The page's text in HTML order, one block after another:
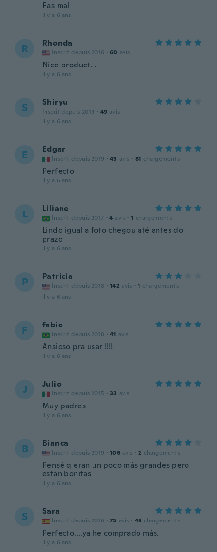
Pas mal
il y a 6 ans
R Rhonda
Inscrit depuis 2016 · 60 avis
Nice product...
il y a 6 ans
S Shiryu
Inscrit depuis 2019 · 49 avis
il y a 6 ans
E Edgar
Inscrit depuis 2019 · 43 avis · 81 chargements
Perfecto
il y a 6 ans
L Liliane
Inscrit depuis 2017 · 4 avis · 1 chargements
Lindo igual a foto chegou até antes do
prazo
il y a 6 ans
P Patricia
Inscrit depuis 2018 · 142 avis · 1 chargements
il y a 6 ans
F fabio
Inscrit depuis 2018 · 41 avis
Ansioso pra usar !!!!
il y a 6 ans
J Julio
Inscrit depuis 2015 · 33 avis
Muy padres
il y a 6 ans
B Bianca
Inscrit depuis 2019 · 106 avis · 2 chargements
Pensé q eran un poco más grandes pero
están bonitas
il y a 6 ans
S Sara
Inscrit depuis 2016 · 75 avis · 49 chargements
Perfecto....ya he comprado más.
il y a 6 ans